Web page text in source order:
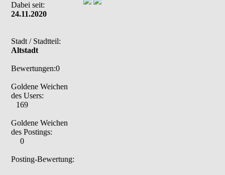
Dabei seit:
24.11.2020
Stadt / Stadtteil:
Altstadt
Bewertungen:0
Goldene Weichen
des Users:
169
Goldene Weichen
des Postings:
0
Posting-Bewertung: